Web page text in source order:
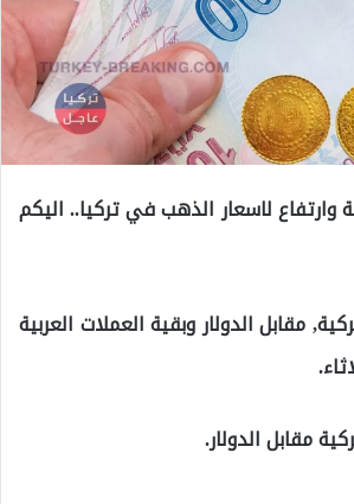
وارتفاع لاسعار الذهب في تركيا.. اليكم
مقابل الدولار وبقية العملات العربية
مقابل الدولار.